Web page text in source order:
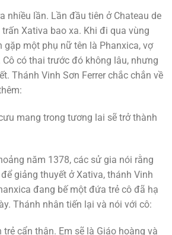
nhiều lần. Lần đầu tiên ở Chateau de
Xativa bao xa. Khi đi qua vùng
gặp một phụ nữ tên là Phanxica, vợ
có thai trước đó không lâu, nhưng
Thánh Vinh Sơn Ferrer chắc chắn về
mang trong tương lai sẽ trở thành
năm 1378, các sử gia nói rằng
giảng thuyết ở Xativa, thánh Vinh
đang bế một đứa trẻ cô đã hạ
Thánh nhân tiến lại và nói với cô:
cẩn thận. Em sẽ là Giáo hoàng và